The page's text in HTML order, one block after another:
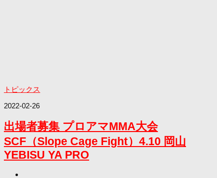
トピックス
2022-02-26
出場者募集 プロアマMMA大会
SCF（Slope Cage Fight）4.10 岡山
YEBISU YA PRO